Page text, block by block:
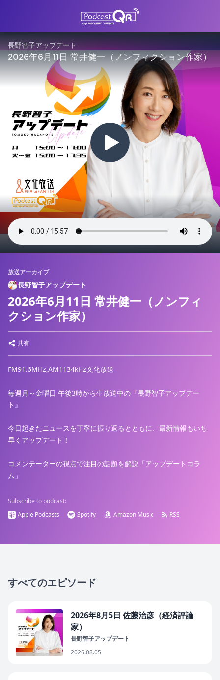
放送アーカイブ
長野智子アップデート
2026年6月11日 常井健一（ノンフィ
クション作家）
共有
FM91.6MHz,AM1134kHz文化放送
毎週月～金曜日 午後3時から生放送中の『長野智子アップデー
ト』
今日起きたニュースを丁寧に振り返るとともに、最新情報もいち
早くアップデート！
コメンテーターの視点で注目の話題を解説「アップデートコラ
ム」
Subscribe to podcast:
Apple Podcasts
Spotify Amazon Music RSS
すべてのエピソード
2026年8月5日 佐藤治彦（経済評論
家）
長野智子アップデート
2026.08.05